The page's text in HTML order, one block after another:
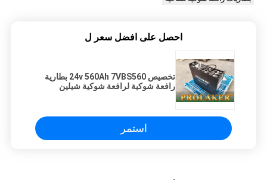
احصل على افضل سعر ل
تخصيص 24v 560Ah 7VBS560 بطارية
رافعة شوكية لرافعة شوكية شيلين
استمر